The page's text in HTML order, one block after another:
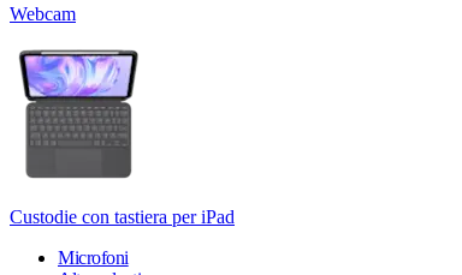
Webcam
Custodie con tastiera per iPad
Microfoni